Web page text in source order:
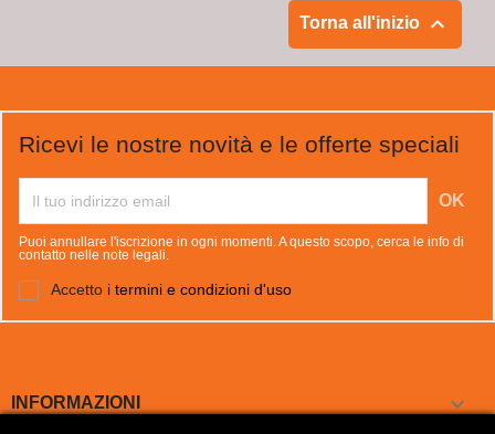
Torna all'inizio 
Ricevi le nostre novità e le offerte speciali
Puoi annullare l'iscrizione in ogni momenti. A questo scopo, cerca le info di
contatto nelle note legali.
Accetto i termini e condizioni d'uso
INFORMAZIONI 